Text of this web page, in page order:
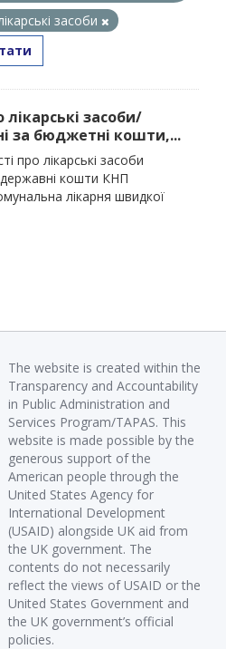
засоби
лікарські засоби/
за бюджетні кошти,...
про лікарські засоби
кошти КНП
лікарня швидкої
The website is created within the
Transparency and Accountability
in Public Administration and
Services Program/TAPAS. This
website is made possible by the
generous support of the
American people through the
United States Agency for
International Development
(USAID) alongside UK aid from
the UK government. The
contents do not necessarily
reflect the views of USAID or the
United States Government and
the UK government’s official
policies.